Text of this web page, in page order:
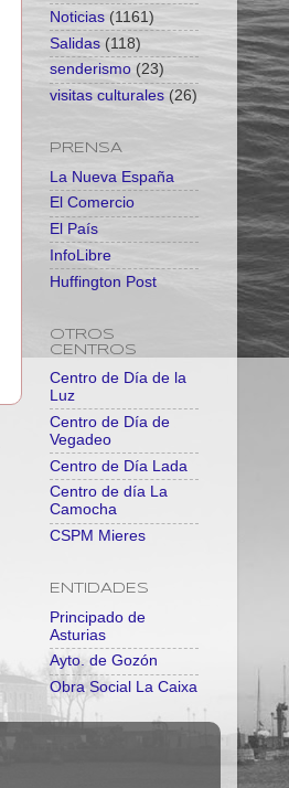
Noticias (1161)
Salidas (118)
senderismo (23)
visitas culturales (26)
PRENSA
La Nueva España
El Comercio
El País
InfoLibre
Huffington Post
OTROS
CENTROS
Centro de Día de la
Luz
Centro de Día de
Vegadeo
Centro de Día Lada
Centro de día La
Camocha
CSPM Mieres
ENTIDADES
Principado de
Asturias
Ayto. de Gozón
Obra Social La Caixa